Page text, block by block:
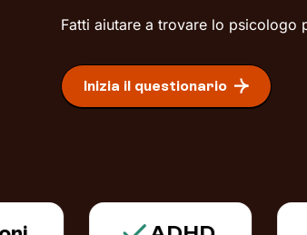
Fatti aiutare a trovare lo psicologo
Inizia il questionario